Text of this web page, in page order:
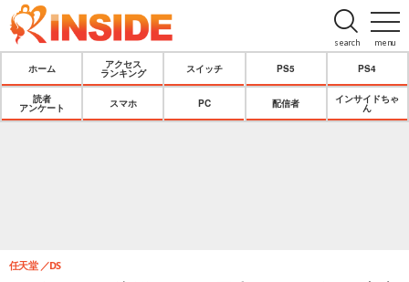
menu
search
ホーム
アクセス
ランキング
スイッチ PS5 PS4
読者
アンケート
スマホ PC 配信者
インサイドちゃ
ん
任天堂 DS